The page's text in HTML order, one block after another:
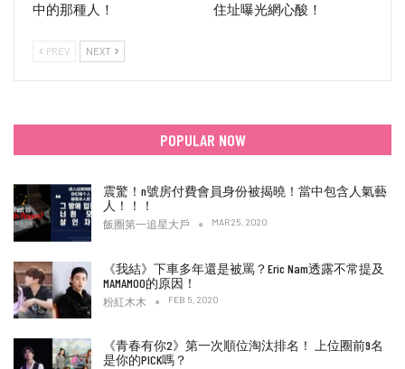
中的那種人！
住址曝光網心酸！
PREV NEXT
POPULAR NOW
震驚！n號房付費會員身份被揭曉！當中包含人氣藝
人！！！
飯圈第一追星大戶 MAR 25, 2020
《我結》下車多年還是被罵？Eric Nam透露不常提及
MAMAMOO的原因！
粉紅木木 FEB 5, 2020
《青春有你2》第一次順位淘汰排名！ 上位圈前9名
是你的PICK嗎？